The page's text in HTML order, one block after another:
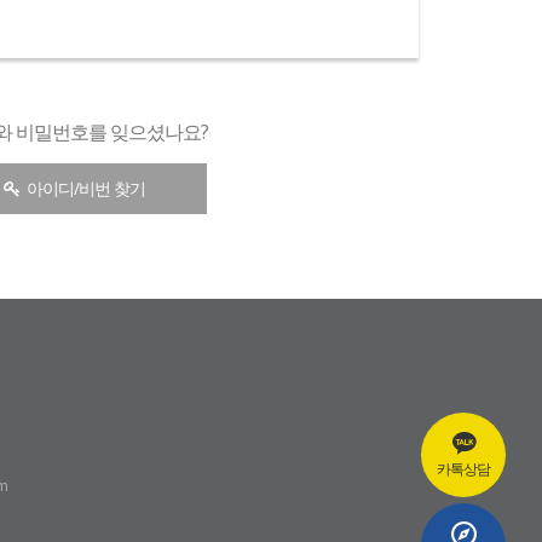
카톡상담
비밀번호를 잊으셨나요?
아이디/비번 찾기